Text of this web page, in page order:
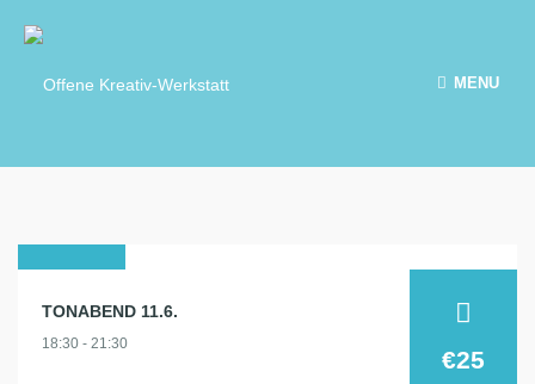
MENU
2025
TONABEND 11.6.
18:30 - 21:30
€25